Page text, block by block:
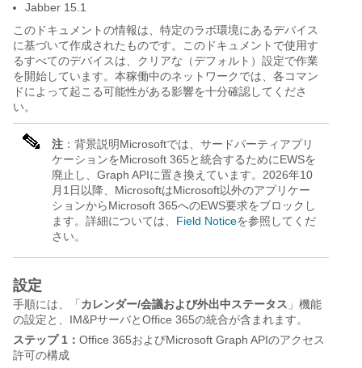
Jabber 15.1
このドキュメントの情報は、特定のラボ環境にあるデバイス
に基づいて作成されたものです。このドキュメントで使用す
るすべてのデバイスは、クリアな（デフォルト）設定で作業
を開始しています。本稼働中のネットワークでは、各コマン
ドによって起こる可能性がある影響を十分確認してくださ
い。
注 ：背景説明Microsoftでは、サードパーティアプリ
ケーションをMicrosoft 365と統合するためにEWSを
廃止し、Graph APIに置き換えています。2026年10
月1日以降、 MicrosoftはMicrosoft以外のアプリケー
ションからMicrosoft 365へのEWS要求をブロックし
ます。詳細については、 Field Noticeを参照してくだ
さい。
設定
手順には、「 カレンダー/会議および外出中ステータス 」機能
の設定と、IM&PサーバとOffice 365の統合が含まれます。
ステップ 1： Office 365およびMicrosoft Graph APIのアクセス
許可の構成